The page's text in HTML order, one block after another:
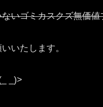
いゴミカスクズ無価値
いたします。
_)>